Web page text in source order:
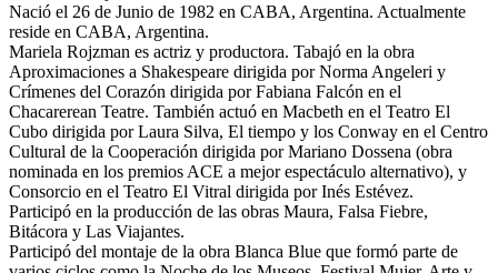
Nació el 26 de Junio de 1982 en CABA, Argentina. Actualmente
reside en CABA, Argentina.
Mariela Rojzman es actriz y productora. Tabajó en la obra
Aproximaciones a Shakespeare dirigida por Norma Angeleri y
Crímenes del Corazón dirigida por Fabiana Falcón en el
Chacarerean Teatre. También actuó en Macbeth en el Teatro El
Cubo dirigida por Laura Silva, El tiempo y los Conway en el Centro
Cultural de la Cooperación dirigida por Mariano Dossena (obra
nominada en los premios ACE a mejor espectáculo alternativo), y
Consorcio en el Teatro El Vitral dirigida por Inés Estévez.
Participó en la producción de las obras Maura, Falsa Fiebre,
Bitácora y Las Viajantes.
Participó del montaje de la obra Blanca Blue que formó parte de